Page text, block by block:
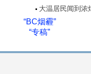
大温居民闻到浓
“BC烟霾”
“专稿”